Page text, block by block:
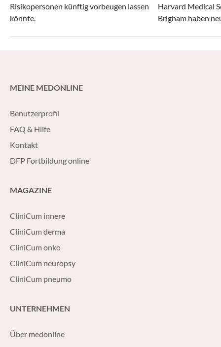
Risikopersonen künftig vorbeugen lassen
könnte.
Harvard Medical
Brigham haben
MEINE MEDONLINE
Benutzerprofil
FAQ & Hilfe
Kontakt
DFP Fortbildung online
MAGAZINE
CliniCum innere
CliniCum derma
CliniCum onko
CliniCum neuropsy
CliniCum pneumo
UNTERNEHMEN
Über medonline